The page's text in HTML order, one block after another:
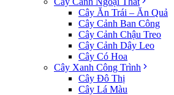
Cây Ăn Trái – Ăn Quả
Cây Cảnh Ban Công
Cây Cảnh Chậu Treo
Cây Cảnh Dây Leo
Cây Có Hoa
Cây Xanh Công Trình
Cây Đô Thị
Cây Lá Màu